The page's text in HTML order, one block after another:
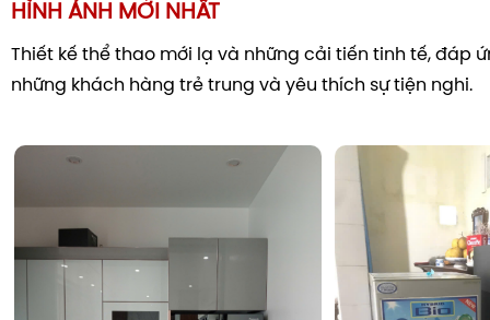
HÌNH ẢNH MỚI NHẤT
Thiết kế thể thao mới lạ và những cải tiến tinh tế, đáp
những khách hàng trẻ trung và yêu thích sự tiện nghi.